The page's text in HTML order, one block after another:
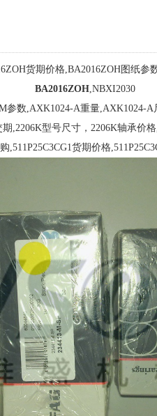
货期价格,BA2016ZOH图纸参
BA2016ZOH,NBXI2030
参数,AXK1024-A重量,AXK1024-
,2206K型号尺寸，2206K轴承价
,511P25C3CG1货期价格